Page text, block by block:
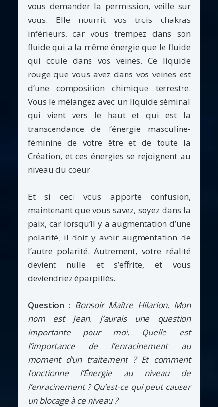
vous demander la permission, veille sur
vous. Elle nourrit vos trois chakras
inférieurs, car vous trempez dans son
fluide qui a la même énergie que le fluide
qui coule dans vos veines. Ce liquide
rouge que vous avez dans vos veines est
d’une composition chimique terrestre.
Vous le mélangez avec un liquide séminal
qui vient vers le haut et qui est la
transcendance de l’énergie masculine-
féminine de votre être et de toute la
Création, et ces énergies se rejoignent au
niveau du coeur.
Et si ceci vous apporte confusion,
maintenant que vous savez, soyez dans la
paix, car lorsqu’il y a augmentation d’une
polarité, il doit y avoir augmentation de
l’autre polarité. Autrement, votre réalité
devient nulle et s’effrite, et vous
deviendriez éparpillés.
Question : Bonsoir Maître Hilarion. Mon
nom est Jean. J’aurais une question
importante pour moi. Quelle est
l’importance de l’enracinement au
moment d’un traitement ? Et comment
fonctionne l’Énergie au niveau de
l’enracinement ? Qu’est-ce qui peut causer
un blocage à ce niveau ?